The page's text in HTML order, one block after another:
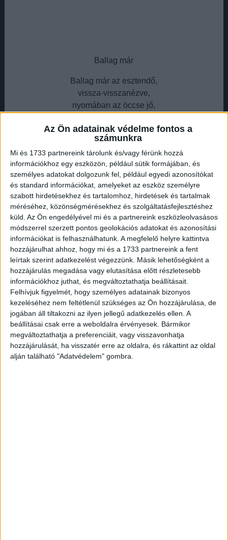
Az Ön adatainak védelme fontos a
számunkra
Mi és 1733 partnereink tárolunk és/vagy férünk hozzá
információkhoz egy eszközön, például sütik formájában, és
személyes adatokat dolgozunk fel, például egyedi azonosítókat
és standard információkat, amelyeket az eszköz személyre
szabott hirdetésekhez és tartalomhoz, hirdetések és tartalmak
méréséhez, közönségmérésekhez és szolgáltatásfejlesztéshez
küld. Az Ön engedélyével mi és a partnereink eszközleolvasásos
módszerrel szerzett pontos geolokációs adatokat és azonosítási
információkat is felhasználhatunk. A megfelelő helyre kattintva
hozzájárulhat ahhoz, hogy mi és a 1733 partnereink a fent
leírtak szerint adatkezelést végezzünk. Másik lehetőségként a
hozzájárulás megadása vagy elutasítása előtt részletesebb
információkhoz juthat, és megváltoztathatja beállításait.
Felhívjuk figyelmét, hogy személyes adatainak bizonyos
kezeléséhez nem feltétlenül szükséges az Ön hozzájárulása, de
jogában áll tiltakozni az ilyen jellegű adatkezelés ellen. A
beállításai csak erre a weboldalra érvényesek. Bármikor
megváltoztathatja a preferenciáit, vagy visszavonhatja
hozzájárulását, ha visszatér erre az oldalra, és rákattint az oldal
alján található "Adatvédelem" gombra.
Ballag már
Ballag már az esztendő,
vissza-visszanézve,
nyomában az öccse jő,
Beéri az öreget
s válláról a terhet
legényesen leveszi,
pedig még csak gyermek.
Lépegetnek szótlanul
s mikor éjfél eljő,
férfiasan kezet fog
Múlttal a Jövendő.
(Kányádi Sándor)
2016. december 30. (péntek), 23:37
Segítsd a munkánkat egy
Facebook megosztással!
Megosztáshoz kattints az alábbi
gombra: